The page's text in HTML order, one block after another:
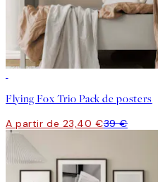
Flying Fox Trio Pack de posters
A partir de 23,40 €39 €